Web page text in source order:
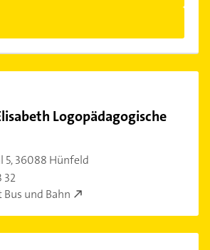
Logopädagogische
5,36088 Hünfeld
32
und Bahn